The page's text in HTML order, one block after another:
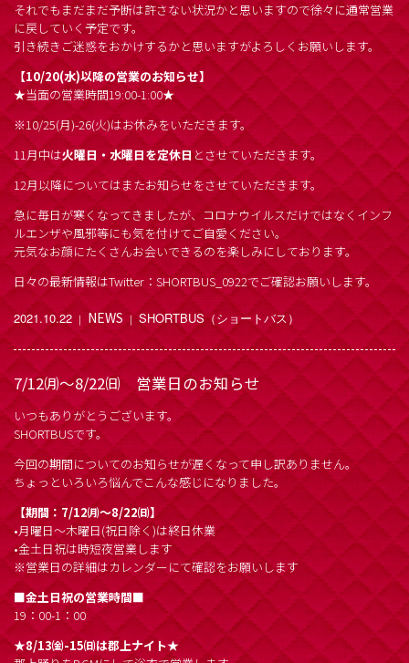
それでもまだまだ予断は許さない状況かと思いますので徐々に通常営業
に戻していく予定です。
引き続きご迷惑をおかけするかと思いますがよろしくお願いします。
【10/20(水)以降の営業のお知らせ】
★当面の営業時間19:00-1:00★
※10/25(月)-26(火)はお休みをいただきます。
11月中は火曜日・水曜日を定休日とさせていただきます。
12月以降についてはまたお知らせをさせていただきます。
急に毎日が寒くなってきましたが、コロナウイルスだけではなくインフ
ルエンザや風邪等にも気を付けてご自愛ください。
元気なお顔にたくさんお会いできるのを楽しみにしております。
日々の最新情報はTwitter：SHORTBUS_0922でご確認お願いします。
2021.10.22 ｜ NEWS ｜SHORTBUS（ショートバス）
7/12㈪～8/22㈰ 営業日のお知らせ
いつもありがとうございます。
SHORTBUSです。
今回の期間についてのお知らせが遅くなって申し訳ありません。
ちょっといろいろ悩んでこんな感じになりました。
【期間：7/12㈪～8/22㈰】
•月曜日～木曜日(祝日除く)は終日休業
•金土日祝は時短夜営業します
※営業日の詳細はカレンダーにて確認をお願いします
■金土日祝の営業時間■
19：00-1：00
★8/13㈮-15㈰は郡上ナイト★